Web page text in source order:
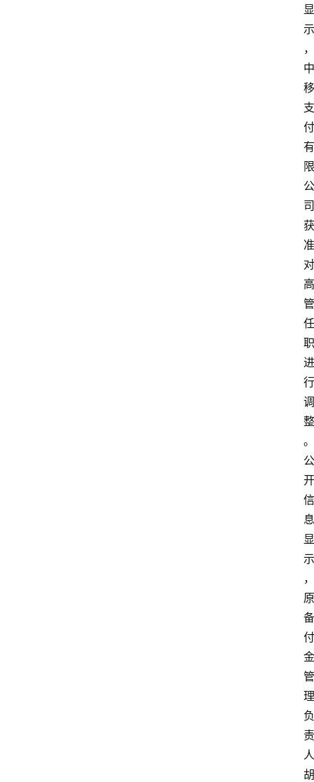
显
示
，
中
移
支
付
有
限
公
司
获
准
对
高
管
任
职
进
行
调
整
。
公
开
信
息
显
示
，
原
备
付
金
管
理
负
责
人
胡